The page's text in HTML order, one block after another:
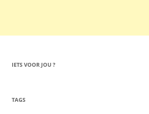
IETS VOOR JOU ?
TAGS